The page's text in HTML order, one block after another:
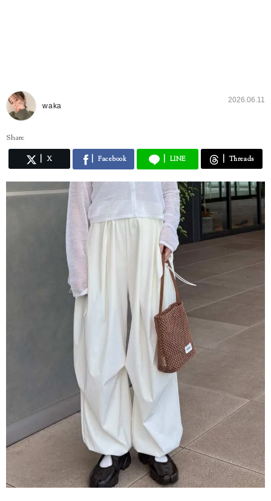
waka
2026.06.11
Share
X Facebook LINE Threads